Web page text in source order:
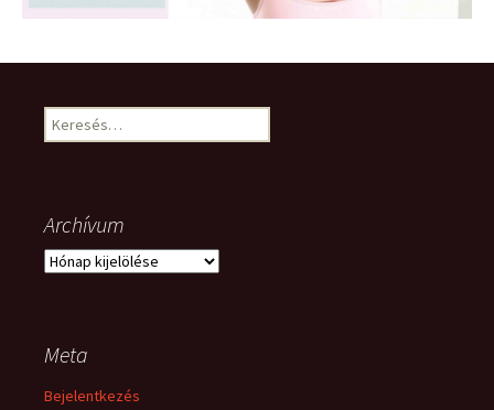
Keresés:
Archívum
Archívum
Meta
Bejelentkezés